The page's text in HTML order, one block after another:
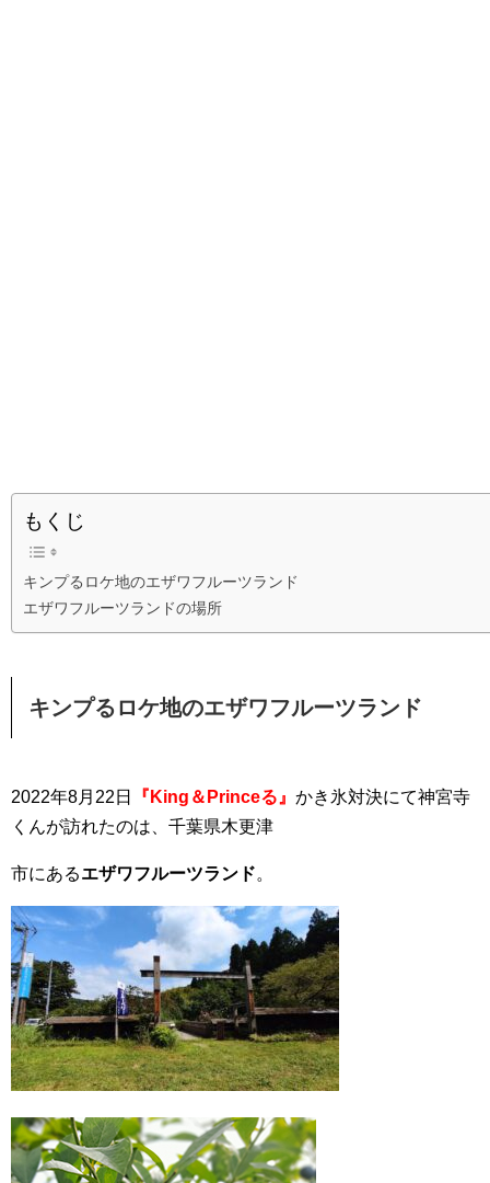
もくじ
キンプるロケ地のエザワフルーツランド
エザワフルーツランドの場所
キンプるロケ地のエザワフルーツランド
2022年8月22日 『King＆Princeる』 かき氷対決にて神宮寺
くんが訪れたのは、千葉県木更津
市にあるエザワフルーツランド。